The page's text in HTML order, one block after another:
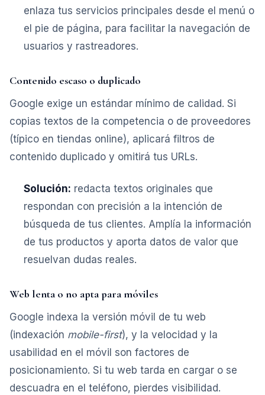
enlaza tus servicios principales desde el menú o
el pie de página, para facilitar la navegación de
usuarios y rastreadores.
Contenido escaso o duplicado
Google exige un estándar mínimo de calidad. Si
copias textos de la competencia o de proveedores
(típico en tiendas online), aplicará filtros de
contenido duplicado y omitirá tus URLs.
Solución: redacta textos originales que
respondan con precisión a la intención de
búsqueda de tus clientes. Amplía la información
de tus productos y aporta datos de valor que
resuelvan dudas reales.
Web lenta o no apta para móviles
Google indexa la versión móvil de tu web
(indexación mobile-first), y la velocidad y la
usabilidad en el móvil son factores de
posicionamiento. Si tu web tarda en cargar o se
descuadra en el teléfono, pierdes visibilidad.